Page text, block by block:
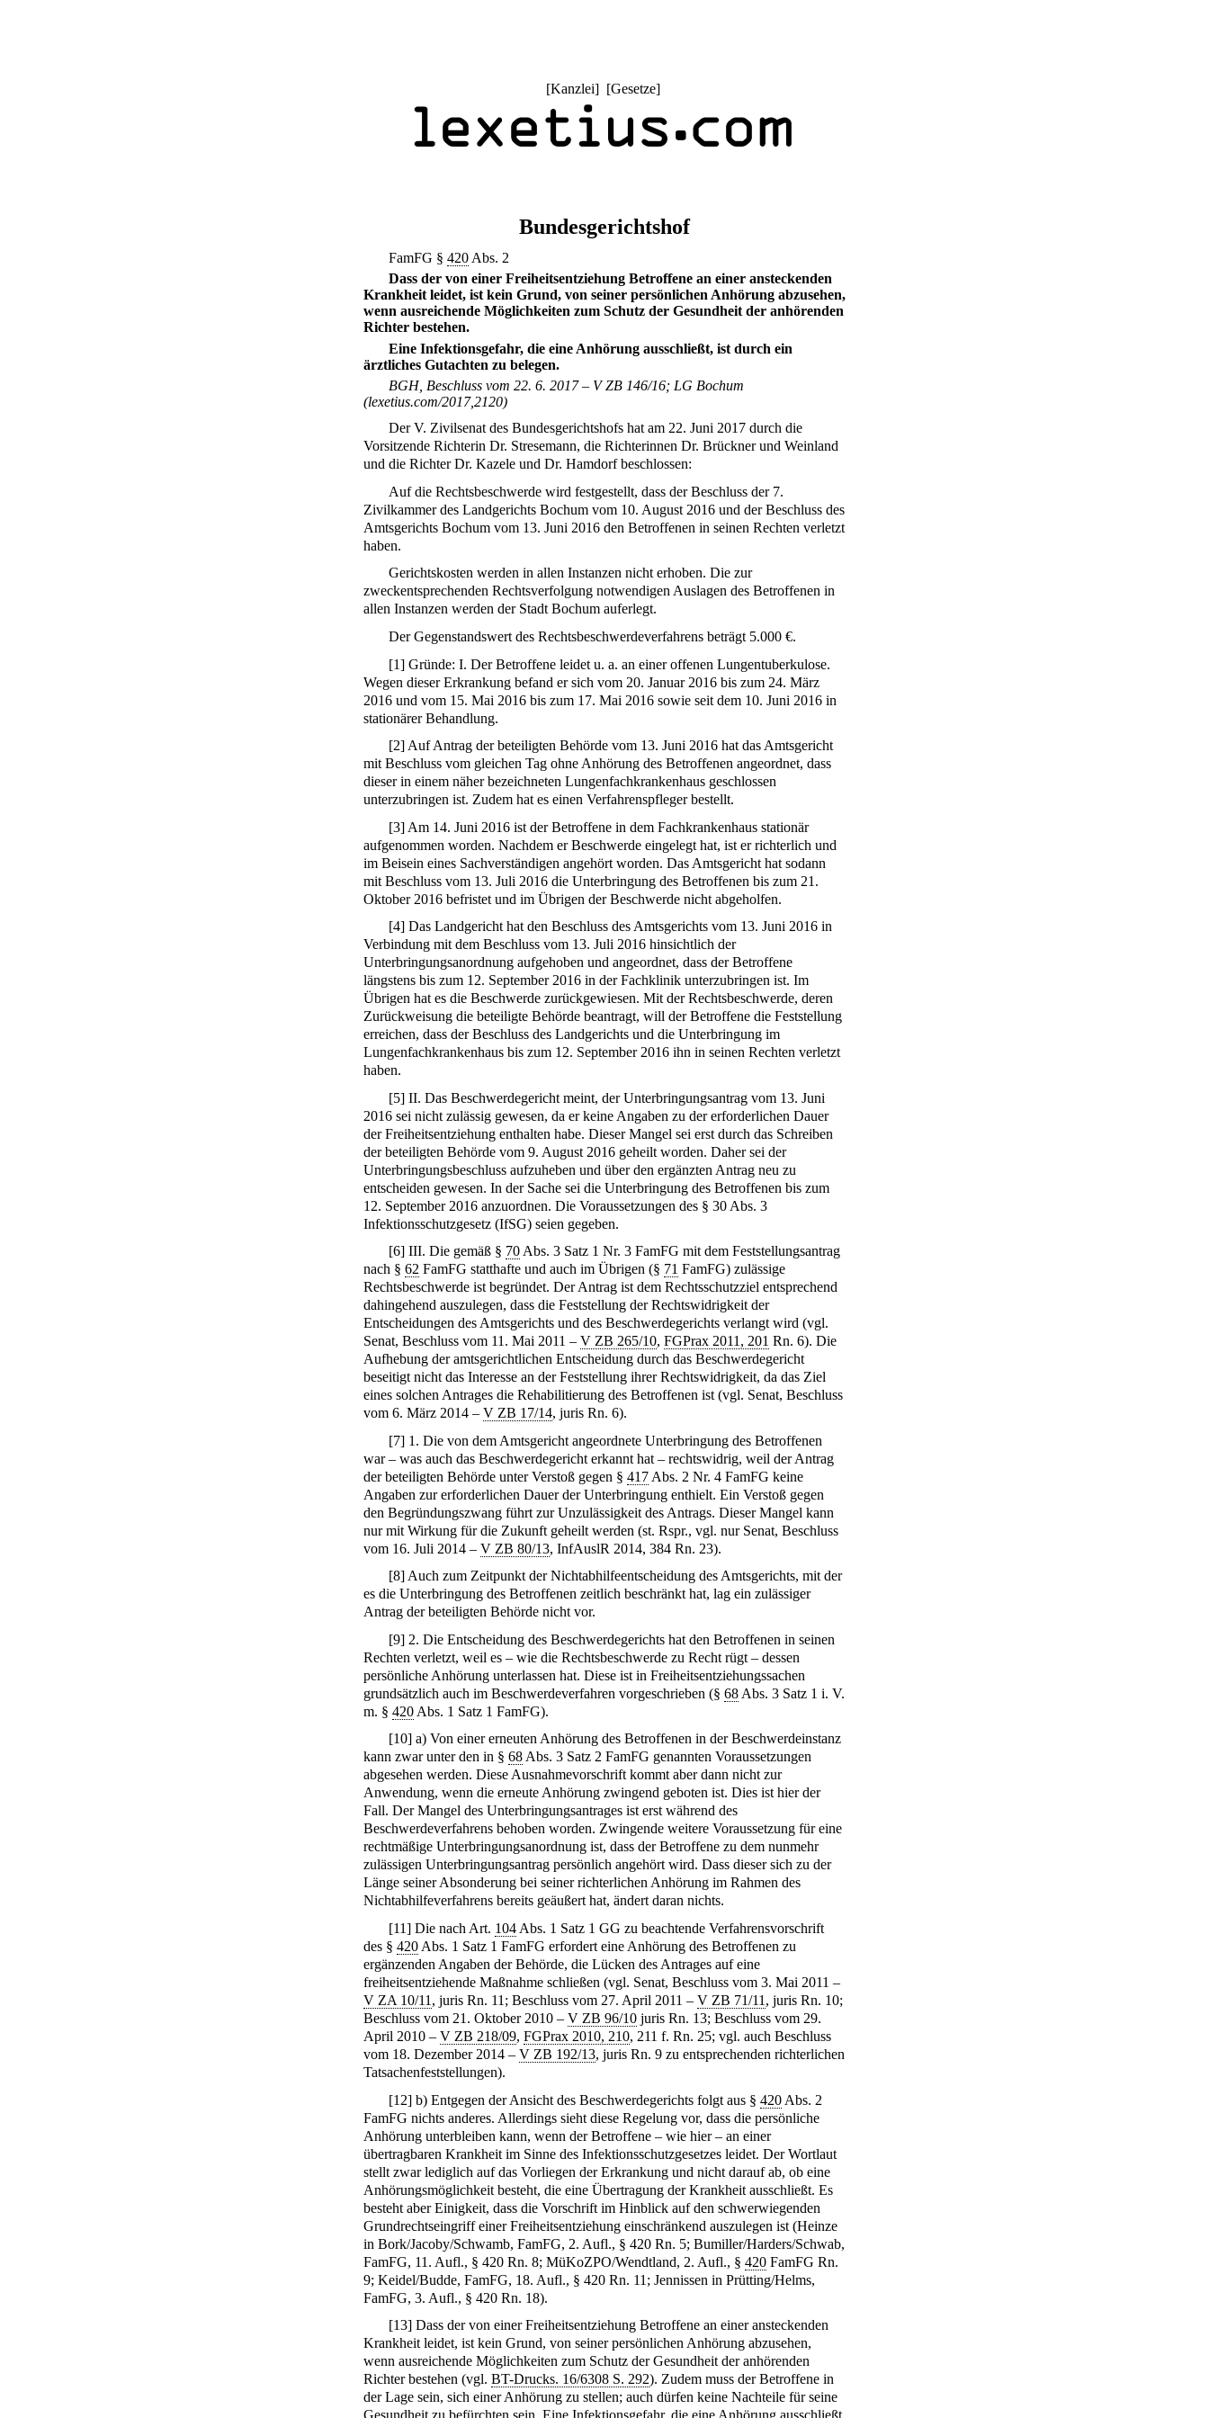
[Kanzlei] [Gesetze]
Bundesgerichtshof
FamFG §420 Abs. 2
Dass der von einer Freiheitsentziehung Betroffene an einer ansteckenden
Krankheit leidet, ist kein Grund, von seiner persönlichen Anhörung abzusehen,
wenn ausreichende Möglichkeiten zum Schutz der Gesundheit der anhörenden
Richter bestehen.
Eine Infektionsgefahr, die eine Anhörung ausschließt, ist durch ein
ärztliches Gutachten zu belegen.
BGH, Beschluss vom 22. 6. 2017 – V ZB 146/16; LG Bochum
(lexetius.com/2017,2120)
Der V. Zivilsenat des Bundesgerichtshofs hat am 22. Juni 2017 durch die
Vorsitzende Richterin Dr. Stresemann, die Richterinnen Dr. Brückner und Weinland
und die Richter Dr. Kazele und Dr. Hamdorf beschlossen:
Auf die Rechtsbeschwerde wird festgestellt, dass der Beschluss der 7.
Zivilkammer des Landgerichts Bochum vom 10. August 2016 und der Beschluss des
Amtsgerichts Bochum vom 13. Juni 2016 den Betroffenen in seinen Rechten verletzt
haben.
Gerichtskosten werden in allen Instanzen nicht erhoben. Die zur
zweckentsprechenden Rechtsverfolgung notwendigen Auslagen des Betroffenen in
allen Instanzen werden der Stadt Bochum auferlegt.
Der Gegenstandswert des Rechtsbeschwerdeverfahrens beträgt 5.000 €.
[1] Gründe: I. Der Betroffene leidet u. a. an einer offenen Lungentuberkulose.
Wegen dieser Erkrankung befand er sich vom 20. Januar 2016 bis zum 24. März
2016 und vom 15. Mai 2016 bis zum 17. Mai 2016 sowie seit dem 10. Juni 2016 in
stationärer Behandlung.
[2] Auf Antrag der beteiligten Behörde vom 13. Juni 2016 hat das Amtsgericht
mit Beschluss vom gleichen Tag ohne Anhörung des Betroffenen angeordnet, dass
dieser in einem näher bezeichneten Lungenfachkrankenhaus geschlossen
unterzubringen ist. Zudem hat es einen Verfahrenspfleger bestellt.
[3] Am 14. Juni 2016 ist der Betroffene in dem Fachkrankenhaus stationär
aufgenommen worden. Nachdem er Beschwerde eingelegt hat, ist er richterlich und
im Beisein eines Sachverständigen angehört worden. Das Amtsgericht hat sodann
mit Beschluss vom 13. Juli 2016 die Unterbringung des Betroffenen bis zum 21.
Oktober 2016 befristet und im Übrigen der Beschwerde nicht abgeholfen.
[4] Das Landgericht hat den Beschluss des Amtsgerichts vom 13. Juni 2016 in
Verbindung mit dem Beschluss vom 13. Juli 2016 hinsichtlich der
Unterbringungsanordnung aufgehoben und angeordnet, dass der Betroffene
längstens bis zum 12. September 2016 in der Fachklinik unterzubringen ist. Im
Übrigen hat es die Beschwerde zurückgewiesen. Mit der Rechtsbeschwerde, deren
Zurückweisung die beteiligte Behörde beantragt, will der Betroffene die Feststellung
erreichen, dass der Beschluss des Landgerichts und die Unterbringung im
Lungenfachkrankenhaus bis zum 12. September 2016 ihn in seinen Rechten verletzt
haben.
[5] II. Das Beschwerdegericht meint, der Unterbringungsantrag vom 13. Juni
2016 sei nicht zulässig gewesen, da er keine Angaben zu der erforderlichen Dauer
der Freiheitsentziehung enthalten habe. Dieser Mangel sei erst durch das Schreiben
der beteiligten Behörde vom 9. August 2016 geheilt worden. Daher sei der
Unterbringungsbeschluss aufzuheben und über den ergänzten Antrag neu zu
entscheiden gewesen. In der Sache sei die Unterbringung des Betroffenen bis zum
12. September 2016 anzuordnen. Die Voraussetzungen des § 30 Abs. 3
Infektionsschutzgesetz (IfSG) seien gegeben.
[6] III. Die gemäß § 70 Abs. 3 Satz 1 Nr. 3 FamFG mit dem Feststellungsantrag
nach § 62 FamFG statthafte und auch im Übrigen (§ 71 FamFG) zulässige
Rechtsbeschwerde ist begründet. Der Antrag ist dem Rechtsschutzziel entsprechend
dahingehend auszulegen, dass die Feststellung der Rechtswidrigkeit der
Entscheidungen des Amtsgerichts und des Beschwerdegerichts verlangt wird (vgl.
Senat, Beschluss vom 11. Mai 2011 – V ZB 265/10, FGPrax 2011, 201 Rn. 6). Die
Aufhebung der amtsgerichtlichen Entscheidung durch das Beschwerdegericht
beseitigt nicht das Interesse an der Feststellung ihrer Rechtswidrigkeit, da das Ziel
eines solchen Antrages die Rehabilitierung des Betroffenen ist (vgl. Senat, Beschluss
vom 6. März 2014 – V ZB 17/14, juris Rn. 6).
[7] 1. Die von dem Amtsgericht angeordnete Unterbringung des Betroffenen
war – was auch das Beschwerdegericht erkannt hat – rechtswidrig, weil der Antrag
der beteiligten Behörde unter Verstoß gegen § 417 Abs. 2 Nr. 4 FamFG keine
Angaben zur erforderlichen Dauer der Unterbringung enthielt. Ein Verstoß gegen
den Begründungszwang führt zur Unzulässigkeit des Antrags. Dieser Mangel kann
nur mit Wirkung für die Zukunft geheilt werden (st. Rspr., vgl. nur Senat, Beschluss
vom 16. Juli 2014 – V ZB 80/13, InfAuslR 2014, 384 Rn. 23).
[8] Auch zum Zeitpunkt der Nichtabhilfeentscheidung des Amtsgerichts, mit der
es die Unterbringung des Betroffenen zeitlich beschränkt hat, lag ein zulässiger
Antrag der beteiligten Behörde nicht vor.
[9] 2. Die Entscheidung des Beschwerdegerichts hat den Betroffenen in seinen
Rechten verletzt, weil es – wie die Rechtsbeschwerde zu Recht rügt – dessen
persönliche Anhörung unterlassen hat. Diese ist in Freiheitsentziehungssachen
grundsätzlich auch im Beschwerdeverfahren vorgeschrieben (§ 68 Abs. 3 Satz 1 i. V.
m. § 420 Abs. 1 Satz 1 FamFG).
[10] a) Von einer erneuten Anhörung des Betroffenen in der Beschwerdeinstanz
kann zwar unter den in § 68Abs. 3 Satz 2 FamFG genannten Voraussetzungen
abgesehen werden. Diese Ausnahmevorschrift kommt aber dann nicht zur
Anwendung, wenn die erneute Anhörung zwingend geboten ist. Dies ist hier der
Fall. Der Mangel des Unterbringungsantrages ist erst während des
Beschwerdeverfahrens behoben worden. Zwingende weitere Voraussetzung für eine
rechtmäßige Unterbringungsanordnung ist, dass der Betroffene zu dem nunmehr
zulässigen Unterbringungsantrag persönlich angehört wird. Dass dieser sich zu der
Länge seiner Absonderung bei seiner richterlichen Anhörung im Rahmen des
Nichtabhilfeverfahrens bereits geäußert hat, ändert daran nichts.
[11] Die nach Art. 104 Abs. 1 Satz 1 GG zu beachtende Verfahrensvorschrift
des § 420 Abs. 1 Satz 1 FamFG erfordert eine Anhörung des Betroffenen zu
ergänzenden Angaben der Behörde, die Lücken des Antrages auf eine
freiheitsentziehende Maßnahme schließen (vgl. Senat, Beschluss vom 3. Mai 2011 –
V ZA 10/11 , juris Rn. 11; Beschluss vom 27. April 2011 – V ZB 71/11 , juris Rn. 10;
Beschluss vom 21. Oktober 2010 – V ZB 96/10 juris Rn. 13; Beschluss vom 29.
April 2010 – V ZB 218/09, FGPrax 2010, 210, 211 f. Rn. 25; vgl. auch Beschluss
vom 18. Dezember 2014 – V ZB 192/13, juris Rn. 9 zu entsprechenden richterlichen
Tatsachenfeststellungen).
[12] b) Entgegen der Ansicht des Beschwerdegerichts folgt aus §420 Abs. 2
FamFG nichts anderes. Allerdings sieht diese Regelung vor, dass die persönliche
Anhörung unterbleiben kann, wenn der Betroffene – wie hier – an einer
übertragbaren Krankheit im Sinne des Infektionsschutzgesetzes leidet. Der Wortlaut
stellt zwar lediglich auf das Vorliegen der Erkrankung und nicht darauf ab, ob eine
Anhörungsmöglichkeit besteht, die eine Übertragung der Krankheit ausschließt. Es
besteht aber Einigkeit, dass die Vorschrift im Hinblick auf den schwerwiegenden
Grundrechtseingriff einer Freiheitsentziehung einschränkend auszulegen ist (Heinze
in Bork/Jacoby/Schwamb, FamFG, 2. Aufl., § 420 Rn. 5; Bumiller/Harders/Schwab,
FamFG, 11. Aufl., § 420 Rn. 8; MüKoZPO/Wendtland, 2. Aufl., § 420 FamFG Rn.
9; Keidel/Budde, FamFG, 18. Aufl., § 420 Rn. 11; Jennissen in Prütting/Helms,
FamFG, 3. Aufl., § 420 Rn. 18).
[13] Dass der von einer Freiheitsentziehung Betroffene an einer ansteckenden
Krankheit leidet, ist kein Grund, von seiner persönlichen Anhörung abzusehen,
wenn ausreichende Möglichkeiten zum Schutz der Gesundheit der anhörenden
Richter bestehen (vgl. BT-Drucks. 16/6308 S. 292). Zudem muss der Betroffene in
der Lage sein, sich einer Anhörung zu stellen; auch dürfen keine Nachteile für seine
Gesundheit zu befürchten sein. Eine Infektionsgefahr, die eine Anhörung ausschließt,